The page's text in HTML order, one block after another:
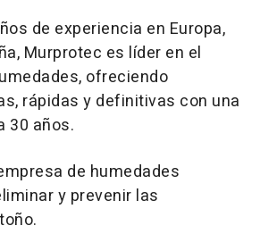
de experiencia en Europa,
Murprotec es líder en el
ofreciendo
rápidas y definitivas con una
30 años.
de humedades
y prevenir las